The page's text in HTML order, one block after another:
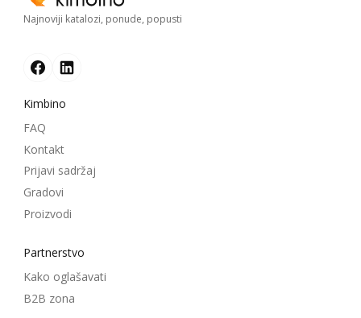
Najnoviji katalozi, ponude, popusti
Kimbino
FAQ
Kontakt
Prijavi sadržaj
Gradovi
Proizvodi
Partnerstvo
Kako oglašavati
B2B zona